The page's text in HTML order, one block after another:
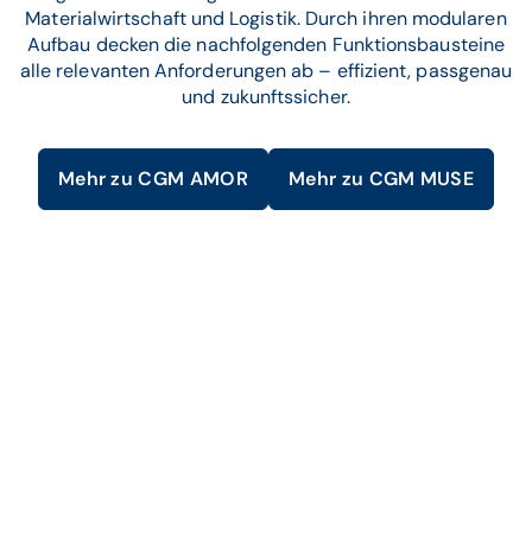
Materialwirtschaft und Logistik. Durch ihren modularen
Aufbau decken die nachfolgenden Funktionsbausteine
alle relevanten Anforderungen ab – effizient, passgenau
und zukunftssicher.
Mehr zu CGM AMOR Mehr zu CGM MUSE